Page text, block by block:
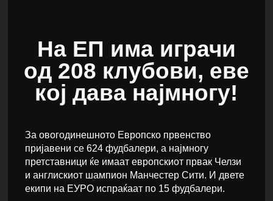
На ЕП има играчи
од 208 клубови, еве
кој дава најмногу!
За овогодинешното Европско првенство
пријавени се 624 фудбалери, а најмногу
претставници ќе имаат европскиот првак Челзи
и англискиот шампион Манчестер Сити. И двете
екипи на ЕУРО испраќаат по 15 фудбалери.